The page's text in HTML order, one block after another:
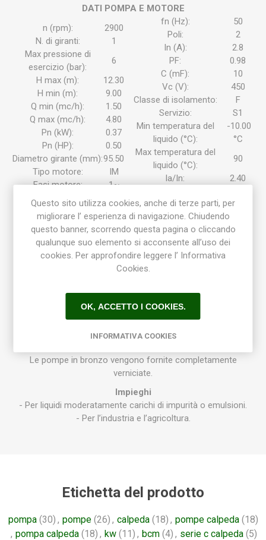
DATI POMPA E MOTORE
n (rpm):
2900
N. di giranti:
1
Max pressione di
esercizio (bar):
6
H max (m):
12.30
H min (m):
9.00
Q min (mc/h):
1.50
Q max (mc/h):
4.80
Pn (kW):
0.37
Pn (HP):
0.50
Diametro girante (mm):95.50
Tipo motore:
IM
Fasi motore:
1~
Un (V):
fn (Hz):
50
Poli:
2
In (A):
2.8
PF:
0.98
C (mF):
10
Vc (V):
450
Classe di isolamento:
F
Servizio:
S1
Min temperatura del
liquido (°C):
-10.00
°C
Max temperatura del
liquido (°C):
90
la/In:
2.40
Protezione:
IP 54
MATERIALI
Corpo pompa:
Bronzo G-Cu Sn 10 EN 1982
Raccordo:
Bronzo G-Cu Sn 10 EN 1982
Girante:
Bronzo G-Cu Sn 10 EN 1982
SCHEDA TECNICA
Esecuzione
Elettropompe centrifughe monoblocco con girante aperta.
Girante arretrata (a vortice) per tipo C 16/1E.
C: versione con corpo pompa e raccordo in ghisa.
Le pompe in bronzo vengono fornite completamente
verniciate.
Impieghi
- Per liquidi moderatamente carichi di impurità o emulsioni.
- Per l’industria e l’agricoltura.
Etichetta del prodotto
pompa (30) , pompe (26) , calpeda (18) , pompe calpeda (18)
, pompa calpeda (18) , kw (11) , bcm (4) , serie c calpeda (5)
Questo sito utilizza cookies, anche di terze parti, per
migliorare l’ esperienza di navigazione. Chiudendo
questo banner, scorrendo questa pagina o cliccando
qualunque suo elemento si acconsente all’uso dei
cookies. Per approfondire leggere l’ Informativa
Cookies.
OK, ACCETTO I COOKIES.
INFORMATIVA COOKIES